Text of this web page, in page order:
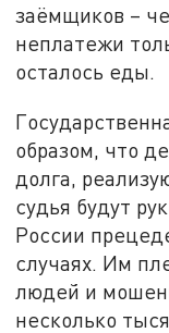
заёмщиков –
неплатежи
осталось еды.
образом, что
долга,
судья будут
России
случаях. Им
людей и
несколько